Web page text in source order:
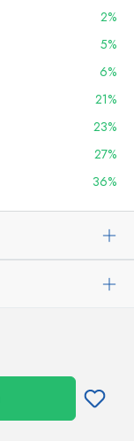
2%
5%
6%
21%
23%
27%
36%